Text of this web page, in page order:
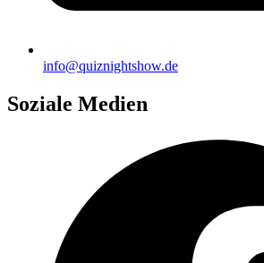
info@quiznightshow.de
Soziale Medien